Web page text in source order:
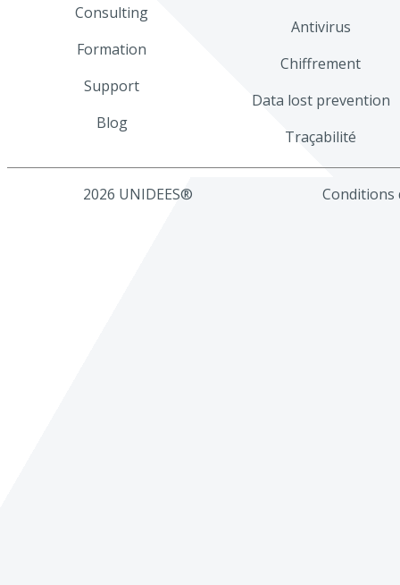
Consulting
Formation
Support
Blog
Antivirus
Chiffrement
Data lost prevention
Traçabilité
2026 UNIDEES® Conditions